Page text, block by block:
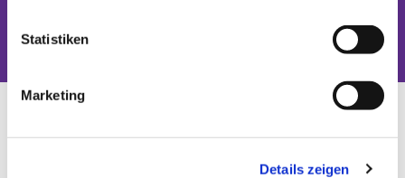
Statistiken
Marketing
Details zeigen
Dies könnte Sie auch interessieren